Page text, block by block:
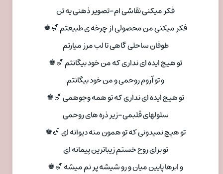
فکر میکنی نقاشی ام-تصویر ذهنی یه تن
فکر میکنی من محصولی از چرخه ی طبیعتم 🎷♚
طوفان ساحلی گاهی تا لب مرز میارتم
تو هیچ ایده ای نداری که من خود بیگانتم 🎷♚
و تو آروم روحمی و من خود بیگانتم
تو هیچ ایده ای نداری که تو همه وجوهمی 🎷♚
سلولهای قلبمی-زیر ذره های روحمی
تو هیچ نمیدونی که تو همون منه دیوانه ای 🎷♚
تو برای روح خستم زیباترین پیمانه ای
و ابرها پایین میان و رو شیشه پر نم میشه 🎷♚